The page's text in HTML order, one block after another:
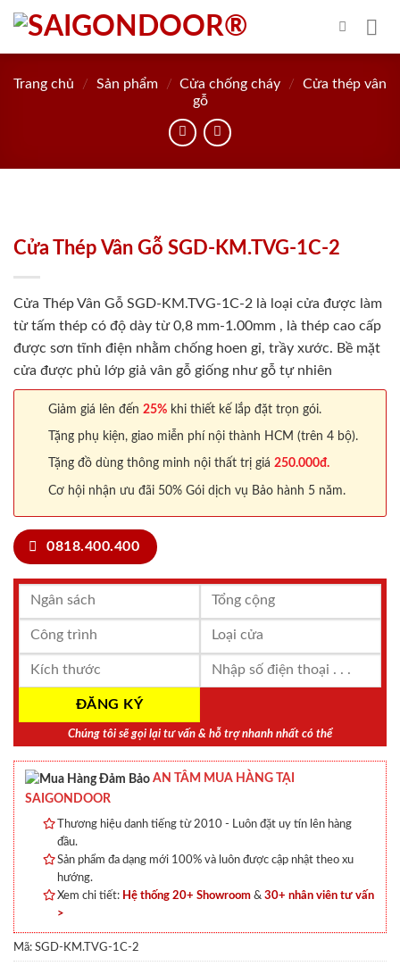
Skip
content
Trang chủ / Sản phẩm / Cửa chống cháy /
Cửa thép vân
gỗ
Cửa Thép Vân Gỗ SGD-KM.TVG-1C-2
Cửa Thép Vân Gỗ SGD-KM.TVG-1C-2 là loại cửa được làm
từ tấm thép có độ dày từ 0,8 mm-1.00mm , là thép cao cấp
được sơn tĩnh điện nhằm chống hoen gỉ, trầy xước. Bề mặt
cửa được phủ lớp giả vân gỗ giống như gỗ tự nhiên
Giảm giá lên đến 25% khi thiết kế lắp đặt trọn gói.
Tặng phụ kiện, giao miễn phí nội thành HCM (trên 4 bộ).
Tặng đồ dùng thông minh nội thất trị giá 250.000đ.
Cơ hội nhận ưu đãi 50% Gói dịch vụ Bảo hành 5 năm.
0818.400.400
Chúng tôi sẽ gọi lại tư vấn & hỗ trợ nhanh nhất có thể
AN TÂM MUA HÀNG TẠI
SAIGONDOOR
Thương hiệu danh tiếng từ 2010 - Luôn đặt uy tín lên hàng
đầu.
Sản phẩm đa dạng mới 100% và luôn được cập nhật theo xu
hướng.
Xem chi tiết: Hệ thống 20+ Showroom & 30+ nhân viên tư vấn
>
Mã: SGD-KM.TVG-1C-2